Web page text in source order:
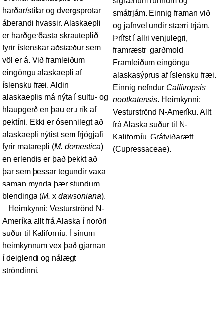
harðar/stífar og dvergsprotar
áberandi hvassir. Alaskaepli
er harðgerðasta skrauteplið
fyrir íslenskar aðstæður sem
völ er á. Við framleiðum
eingöngu alaskaepli af
íslensku fræi. Aldin
alaskaeplis má nýta í sultu- og
hlaupgerð en þau eru rík af
pektíni. Ekki er ósennilegt að
alaskaepli nýtist sem frjógjafi
fyrir matarepli (M. domestica)
en erlendis er það þekkt að
þar sem þessar tegundir vaxa
saman mynda þær stundum
blendinga (M. x dawsoniana).
Heimkynni: Vesturströnd N-
Ameríka allt frá Alaska í norðri
suður til Kaliforníu. Í sínum
heimkynnum vex það gjarnan
í deiglendi og nálægt
ströndinni.
smátrjám. Einnig framan við
og jafnvel undir stærri trjám.
Þrífst í allri venjulegri,
framræstri garðmold.
Framleiðum eingöngu
alaskasýprus af íslensku fræi.
Einnig nefndur Callitropsis
nootkatensis. Heimkynni:
Vesturströnd N-Ameríku. Allt
frá Alaska suður til N-
Kaliforníu. Grátviðarætt
(Cupressaceae).